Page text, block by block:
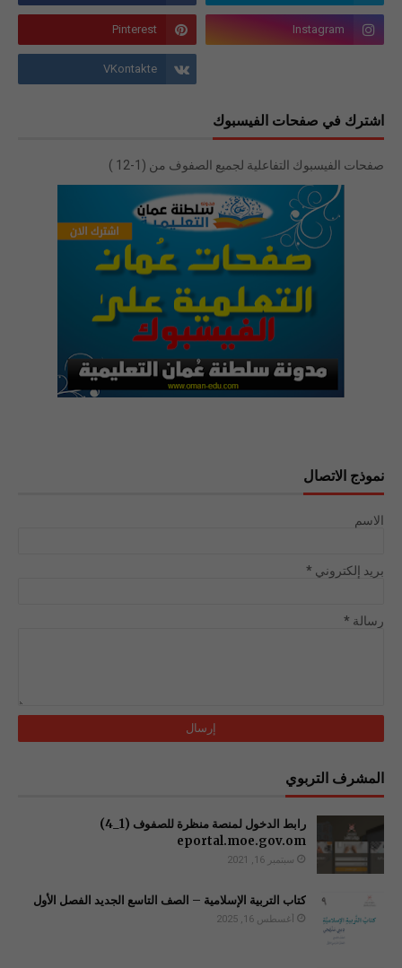
اشترك في صفحات الفيسبوك
صفحات الفيسبوك التفاعلية لجميع الصفوف من (1-12 )
نموذج الاتصال
الاسم
بريد إلكتروني *
رسالة *
المشرف التربوي
رابط الدخول لمنصة منظرة للصفوف (1_4)
سبتمبر 16, 2021
كتاب التربية الإسلامية – الصف التاسع الجديد الفصل الأول
أغسطس 16, 2025